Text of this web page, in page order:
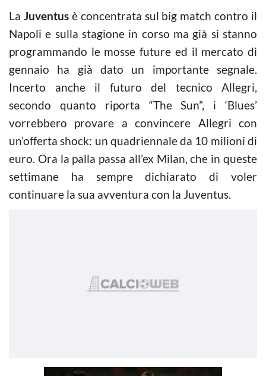
La Juventusè concentrata sul big match contro il
Napoli e sulla stagione in corso ma già si stanno
programmando le mosse future ed il mercato di
gennaio ha già dato un importante segnale.
Incerto anche il futuro del tecnico Allegri,
secondo quanto riporta “The Sun”, i ‘Blues’
vorrebbero provare a convincere Allegri con
un’offerta shock: un quadriennale da 10 milioni di
euro. Ora la palla passa all’ex Milan, che in queste
settimane ha sempre dichiarato di voler
continuare la sua avventura con la Juventus.